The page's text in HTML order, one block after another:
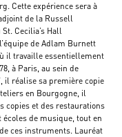
Cette expérience sera à
de la Russell
Cecilia’s Hall
de Adlam Burnett
il travaille essentiellement
à Paris, au sein de
il réalise sa première copie
en Bourgogne, il
copies et des restaurations
de musique, tout en
ces instruments. Lauréat